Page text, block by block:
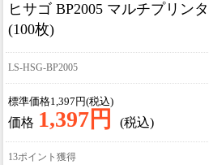
ヒサゴ BP2005 マルチプリン
(100枚)
LS-HSG-BP2005
標準価格1,397円(税込)
価格 1,397円 (税込)
13ポイント獲得